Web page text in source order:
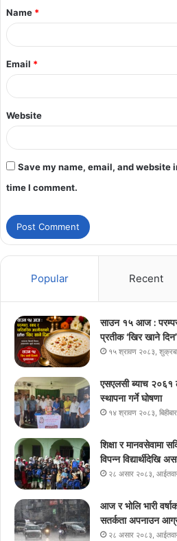
Name *
Email *
Website
Save my name, email, and website
time I comment.
Popular Recent
साउन १५ आज :
प्रतीक ‘खिर खाने दिन’
१५ श्रावण २०८३,
एसएलसी ब्याच २०६१
स्थापना गर्ने घोषणा
१४ श्रावण २०८३,
शिक्षा र मानवसेवामा
विपन्न विद्यार्थीदेखि
२८ असार २०८३,
आज र भोलि भारी
सतर्कता अपनाउन
२८ असार २०८३,